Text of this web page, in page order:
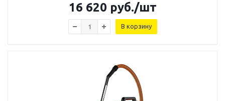
16 620 руб./шт
В корзину